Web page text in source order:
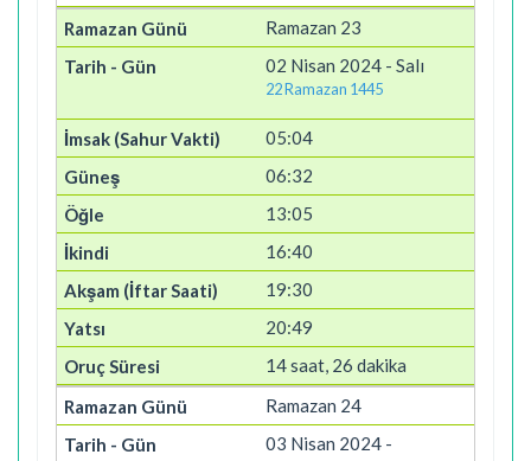
Ramazan 23
02 Nisan 2024 - Salı
22 Ramazan 1445
05:04
06:32
13:05
16:40
19:30
20:49
14 saat, 26 dakika
Ramazan 24
03 Nisan 2024 -